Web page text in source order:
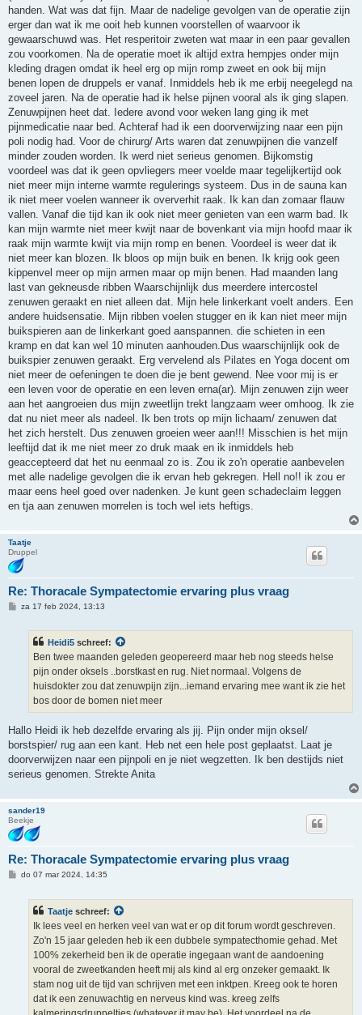
handen. Wat was dat fijn. Maar de nadelige gevolgen van de operatie zijn
erger dan wat ik me ooit heb kunnen voorstellen of waarvoor ik
gewaarschuwd was. Het resperitoir zweten wat maar in een paar gevallen
zou voorkomen. Na de operatie moet ik altijd extra hempjes onder mijn
kleding dragen omdat ik heel erg op mijn romp zweet en ook bij mijn
benen lopen de druppels er vanaf. Inmiddels heb ik me erbij neegelegd na
zoveel jaren. Na de operatie had ik helse pijnen vooral als ik ging slapen.
Zenuwpijnen heet dat. Iedere avond voor weken lang ging ik met
pijnmedicatie naar bed. Achteraf had ik een doorverwijzing naar een pijn
poli nodig had. Voor de chirurg/ Arts waren dat zenuwpijnen die vanzelf
minder zouden worden. Ik werd niet serieus genomen. Bijkomstig
voordeel was dat ik geen opvliegers meer voelde maar tegelijkertijd ook
niet meer mijn interne warmte regulerings systeem. Dus in de sauna kan
ik niet meer voelen wanneer ik oververhit raak. Ik kan dan zomaar flauw
vallen. Vanaf die tijd kan ik ook niet meer genieten van een warm bad. Ik
kan mijn warmte niet meer kwijt naar de bovenkant via mijn hoofd maar ik
raak mijn warmte kwijt via mijn romp en benen. Voordeel is weer dat ik
niet meer kan blozen. Ik bloos op mijn buik en benen. Ik krijg ook geen
kippenvel meer op mijn armen maar op mijn benen. Had maanden lang
last van gekneusde ribben Waarschijnlijk dus meerdere intercostel
zenuwen geraakt en niet alleen dat. Mijn hele linkerkant voelt anders. Een
andere huidsensatie. Mijn ribben voelen stugger en ik kan niet meer mijn
buikspieren aan de linkerkant goed aanspannen. die schieten in een
kramp en dat kan wel 10 minuten aanhouden.Dus waarschijnlijk ook de
buikspier zenuwen geraakt. Erg vervelend als Pilates en Yoga docent om
niet meer de oefeningen te doen die je bent gewend. Nee voor mij is er
een leven voor de operatie en een leven erna(ar). Mijn zenuwen zijn weer
aan het aangroeien dus mijn zweetlijn trekt langzaam weer omhoog. Ik zie
dat nu niet meer als nadeel. Ik ben trots op mijn lichaam/ zenuwen dat
het zich herstelt. Dus zenuwen groeien weer aan!!! Misschien is het mijn
leeftijd dat ik me niet meer zo druk maak en ik inmiddels heb
geaccepteerd dat het nu eenmaal zo is. Zou ik zo'n operatie aanbevelen
met alle nadelige gevolgen die ik ervan heb gekregen. Hell no!! ik zou er
maar eens heel goed over nadenken. Je kunt geen schadeclaim leggen
en tja aan zenuwen morrelen is toch wel iets heftigs.
Taatje
Druppel
Re: Thoracale Sympatectomie ervaring plus vraag
Bza 17 feb 2024, 13:13
Heidi5 schreef:
Ben twee maanden geleden geopereerd maar heb nog steeds helse
pijn onder oksels ..borstkast en rug. Niet normaal. Volgens de
huisdokter zou dat zenuwpijn zijn...iemand ervaring mee want ik zie het
bos door de bomen niet meer
Hallo Heidi ik heb dezelfde ervaring als jij. Pijn onder mijn oksel/
borstspier/ rug aan een kant. Heb net een hele post geplaatst. Laat je
doorverwijzen naar een pijnpoli en je niet wegzetten. Ik ben destijds niet
serieus genomen. Strekte Anita
sander19
Beekje
Re: Thoracale Sympatectomie ervaring plus vraag
Bdo 07 mar 2024, 14:35
Taatje schreef:
Ik lees veel en herken veel van wat er op dit forum wordt geschreven.
Zo'n 15 jaar geleden heb ik een dubbele sympatecthomie gehad. Met
100% zekerheid ben ik de operatie ingegaan want de aandoening
vooral de zweetkanden heeft mij als kind al erg onzeker gemaakt. Ik
stam nog uit de tijd van schrijven met een inktpen. Kreeg ook te horen
dat ik een zenuwachtig en nerveus kind was. kreeg zelfs